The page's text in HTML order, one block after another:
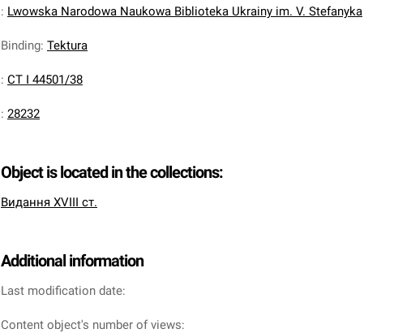
: Lwowska Narodowa Naukowa Biblioteka Ukrainy im. V. Stefanyka
Binding: Tektura
: CT I 44501/38
: 28232
Object is located in the collections:
Видання XVIII ст.
Additional information
Last modification date:
Content object's number of views: